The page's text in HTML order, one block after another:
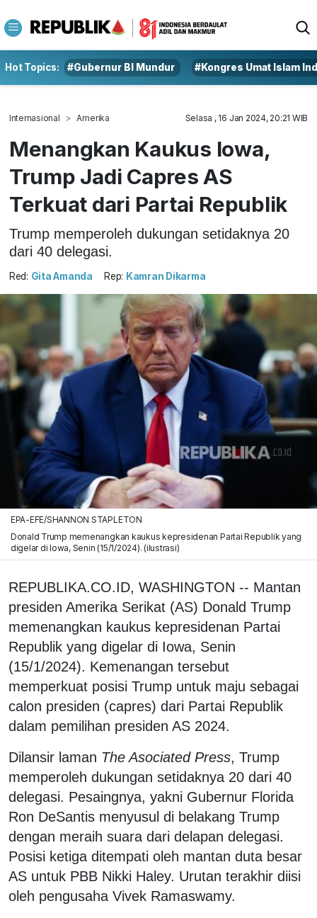
Hot Topics: #Gubernur BI Mundur #Kongres Umat Islam
Internasional Amerika Selasa , 16 Jan 2024, 20:21 WIB
Menangkan Kaukus Iowa,
Trump Jadi Capres AS
Terkuat dari Partai Republik
Trump memperoleh dukungan setidaknya 20
dari 40 delegasi.
Red: Gita Amanda Rep: Kamran Dikarma
EPA-EFE/SHANNON STAPLETON
Donald Trump memenangkan kaukus kepresidenan Partai Republik yang
digelar di Iowa, Senin (15/1/2024). (ilustrasi)
REPUBLIKA.CO.ID, WASHINGTON -- Mantan
presiden Amerika Serikat (AS) Donald Trump
memenangkan kaukus kepresidenan Partai
Republik yang digelar di Iowa, Senin
(15/1/2024). Kemenangan tersebut
memperkuat posisi Trump untuk maju sebagai
calon presiden (capres) dari Partai Republik
dalam pemilihan presiden AS 2024.
Dilansir laman The Asociated Press, Trump
memperoleh dukungan setidaknya 20 dari 40
delegasi. Pesaingnya, yakni Gubernur Florida
Ron DeSantis menyusul di belakang Trump
dengan meraih suara dari delapan delegasi.
Posisi ketiga ditempati oleh mantan duta besar
AS untuk PBB Nikki Haley. Urutan terakhir diisi
oleh pengusaha Vivek Ramaswamy.